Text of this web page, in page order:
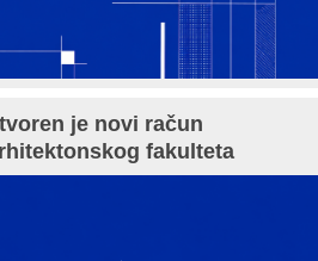
je novi račun
fakulteta